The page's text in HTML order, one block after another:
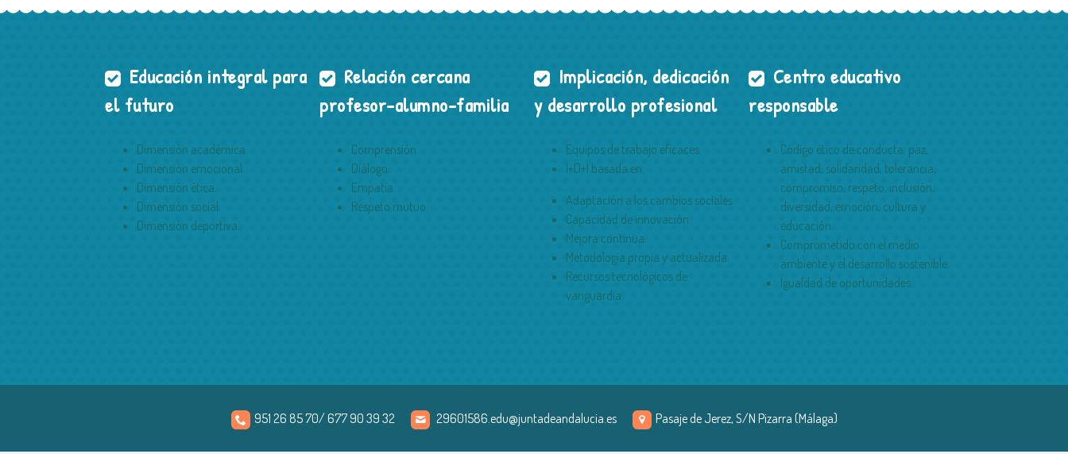
Educación integral para
el futuro
Dimensión académica.
Dimensión emocional.
Dimensión ética.
Dimensión social.
Dimensión deportiva.
Relación cercana
profesor-alumno-familia
Comprensión.
Diálogo.
Empatía.
Respeto mutuo.
Implicación, dedicación
y desarrollo profesional
Equipos de trabajo eficaces.
I+D+I basada en:
Adaptación a los cambios sociales.
Capacidad de innovación.
Mejora continua.
Metodología propia y actualizada.
Recursos tecnológicos de
vanguardia.
Centro educativo
responsable
Código ético de conducta: paz,
amistad, solidaridad, tolerancia,
compromiso, respeto, inclusión,
diversidad, emoción, cultura y
educación.
Comprometido con el medio
ambiente y el desarrollo sostenible.
Igualdad de oportunidades.
951 26 85 70/ 677 90 39 32 29601586.edu@juntadeandalucia.es Pasaje de Jerez, S/N Pizarra (Málaga)